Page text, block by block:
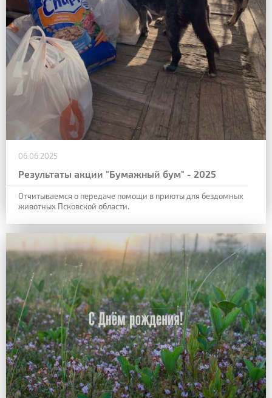
06.06.2025
Результаты акции "Бумажный бум" - 2025
Отчитываемся о передаче помощи в приюты для бездомных
животных Псковской области.